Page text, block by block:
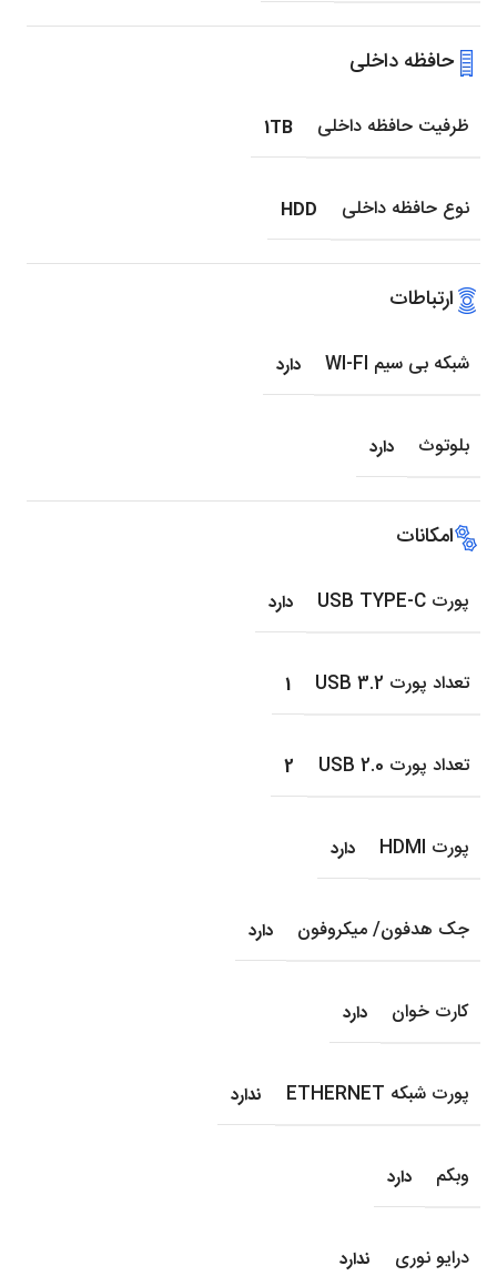
حافظه داخلی
ظرفیت حافظه داخلی 1TB
نوع حافظه داخلی HDD
ارتباطات
شبکه بی سیم WI-FI دارد
بلوتوث دارد
امکانات
پورت USB TYPE-C دارد
تعداد پورت USB 3.2 1
تعداد پورت USB 2.0 2
پورت HDMI دارد
جک هدفون/ میکروفون دارد
کارت خوان دارد
پورت شبکه ETHERNET ندارد
وبکم دارد
درایو نوری ندارد